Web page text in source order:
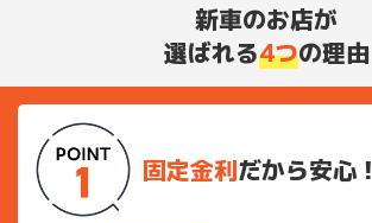
新車のお店が
選ばれる4つの理由
固定金利だから安心！